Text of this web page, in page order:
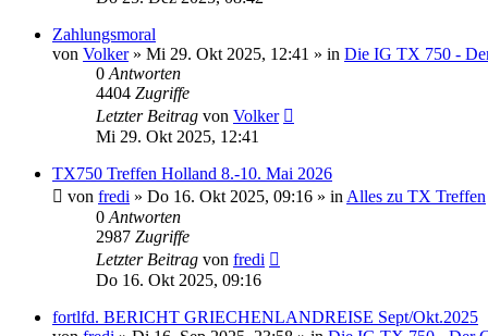
Zahlungsmoral
von Volker» Mi 29. Okt 2025, 12:41 » in Die IG TX 750 -
0 Antworten
4404 Zugriffe
Letzter Beitrag von Volker
Mi 29. Okt 2025, 12:41
TX750 Treffen Holland 8.-10. Mai 2026
von fredi » Do 16. Okt 2025, 09:16 » in Alles zu TX Treffen
0 Antworten
2987 Zugriffe
Letzter Beitrag von fredi
Do 16. Okt 2025, 09:16
fortlfd. BERICHT GRIECHENLANDREISE Sept/Okt.2025